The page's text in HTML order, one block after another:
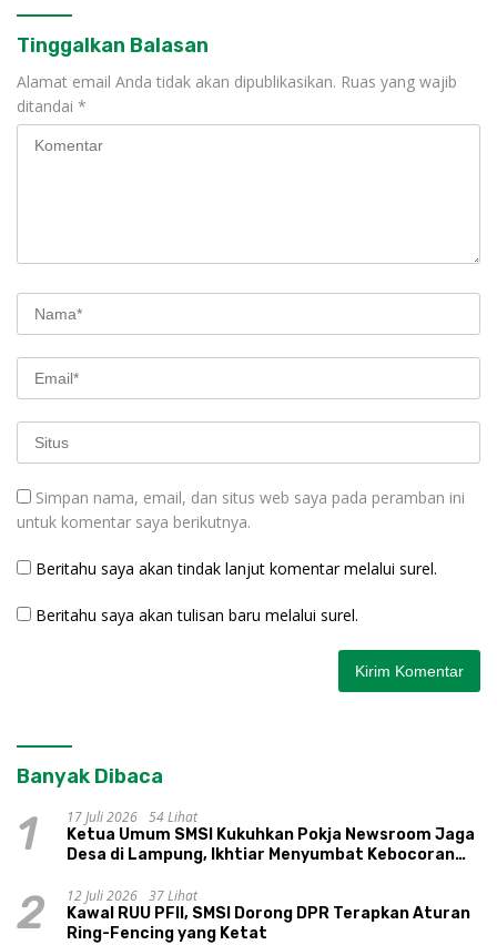
Tinggalkan Balasan
Alamat email Anda tidak akan dipublikasikan. Ruas yang wajib
ditandai *
Simpan nama, email, dan situs web saya pada peramban ini
untuk komentar saya berikutnya.
Beritahu saya akan tindak lanjut komentar melalui surel.
Beritahu saya akan tulisan baru melalui surel.
Banyak Dibaca
1 17 Juli 2026 54 Lihat
Ketua Umum SMSI Kukuhkan Pokja Newsroom Jaga
Desa di Lampung, Ikhtiar Menyumbat Kebocoran
2 12 Juli 2026 37 Lihat
Kawal RUU PFII, SMSI Dorong DPR Terapkan Aturan
Ring-Fencing yang Ketat